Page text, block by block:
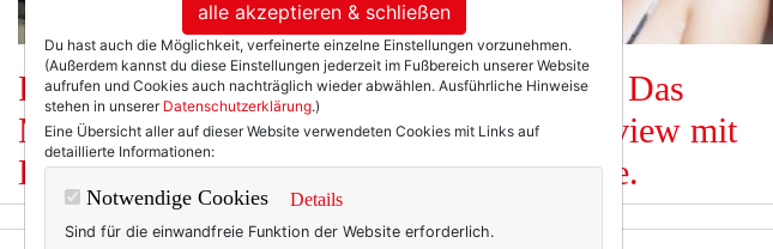
Frauen ab 40: Das
Montagsinterview mit
Dorothee Köhler.
Frauen ab 40: Das
Montagsinterview mit
Aveleen Avide.
alle akzeptieren & schließen
Du hast auch die Möglichkeit, verfeinerte einzelne Einstellungen vorzunehmen.
(Außerdem kannst du diese Einstellungen jederzeit im Fußbereich unserer Website
aufrufen und Cookies auch nachträglich wieder abwählen. Ausführliche Hinweise
stehen in unserer Datenschutzerklärung.)
Eine Übersicht aller auf dieser Website verwendeten Cookies mit Links auf
detaillierte Informationen:
Notwendige Cookies Details
Sind für die einwandfreie Funktion der Website erforderlich.